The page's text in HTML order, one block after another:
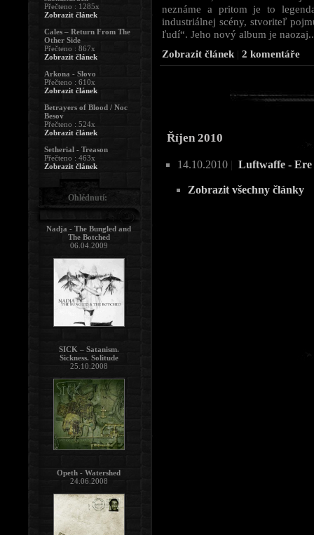
neznáme a pritom je to
industriálnej scény, stvoriteľ
ľudí“. Jeho nový album je
Zobrazit článek | 2 komentáře
Říjen 2010
14.10.2010 | Luftwaffe -
Zobrazit všechny články
Přečteno : 1285x
Zobrazit článek
Cales – Return From The
Other Side
Přečteno : 867x
Zobrazit článek
Arkona - Slovo
Přečteno : 610x
Zobrazit článek
Betrayers of Blood / Noc
Besov
Přečteno : 524x
Zobrazit článek
Setherial - Treason
Přečteno : 463x
Zobrazit článek
Ohlédnutí:
Nadja - The Bungled and
The Botched
06.04.2009
SICK – Satanism.
Sickness. Solitude
25.10.2008
Opeth - Watershed
24.06.2008